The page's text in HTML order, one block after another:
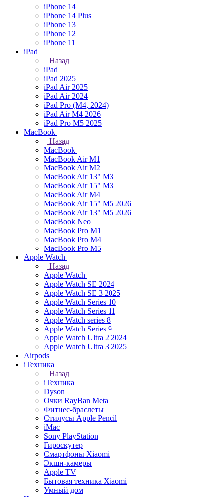
iPhone 14
iPhone 14 Plus
iPhone 13
iPhone 12
iPhone 11
iPad
Назад
iPad
iPad 2025
iPad Air 2025
iPad Air 2024
iPad Pro (M4, 2024)
iPad Air M4 2026
iPad Pro M5 2025
MacBook
Назад
MacBook
MacBook Air M1
MacBook Air M2
MacBook Air 13" M3
MacBook Air 15" M3
MacBook Air M4
MacBook Air 15" М5 2026
MacBook Air 13" М5 2026
MacBook Neo
MacBook Pro M1
MacBook Pro M4
MacBook Pro M5
Apple Watch
Назад
Apple Watch
Apple Watch SE 2024
Apple Watch SE 3 2025
Apple Watch Series 10
Apple Watch Series 11
Apple Watch series 8
Apple Watch Series 9
Apple Watch Ultra 2 2024
Apple Watch Ultra 3 2025
Airpods
iТехника
Назад
iТехника
Dyson
Очки RayBan Meta
Фитнес-браслеты
Стилусы Apple Pencil
iMac
Sony PlayStation
Гироскутер
Смартфоны Xiaomi
Экшн-камеры
Apple TV
Бытовая техника Xiaomi
Умный дом